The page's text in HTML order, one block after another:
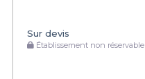
Sur devis
Établissement non réservable